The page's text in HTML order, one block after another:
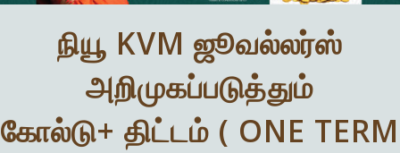
நியூ KVM ஜூவல்லர்ஸ்
அறிமுகப்படுத்தும்
கோல்டு+ திட்டம் ( ONE TERM